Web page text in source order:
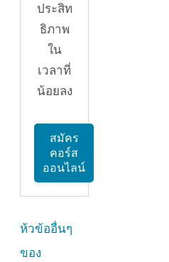
ประสิท
ธิภาพ
ใน
เวลาที่
น้อยลง
สมัคร
คอร์ส
ออนไลน์
ห้วข้ออื่นๆ
ของ